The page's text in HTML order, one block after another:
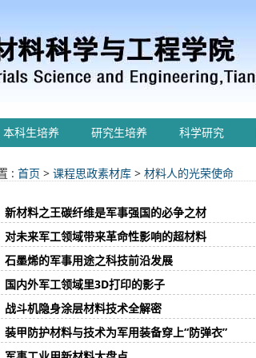
本科生培养 研究生培养 科学研究
: 首页 > 课程思政素材库 > 材料人的光荣使命
新材料之王碳纤维是军事强国的必争之材
对未来军工领域带来革命性影响的超材料
石墨烯的军事用途之科技前沿发展
国内外军工领域里3D打印的影子
战斗机隐身涂层材料技术全解密
装甲防护材料与技术为军用装备穿上“防弹衣”